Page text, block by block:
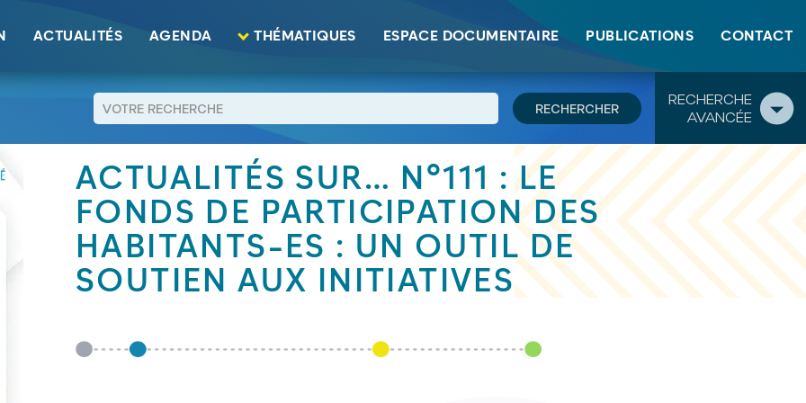
ACTUALITÉS AGENDA THÉMATIQUES ESPACE DOCUMENTAIRE PUBLICATIONS CONTACT
RECHERCHE
AVANCÉE
de Participation des Habitants-es : un outil de soutien aux initiatives
RETOUR
ACTUALITÉS SUR… N°111 : LE
FONDS DE PARTICIPATION DES
HABITANTS-ES : UN OUTIL DE
SOUTIEN AUX INITIATIVES